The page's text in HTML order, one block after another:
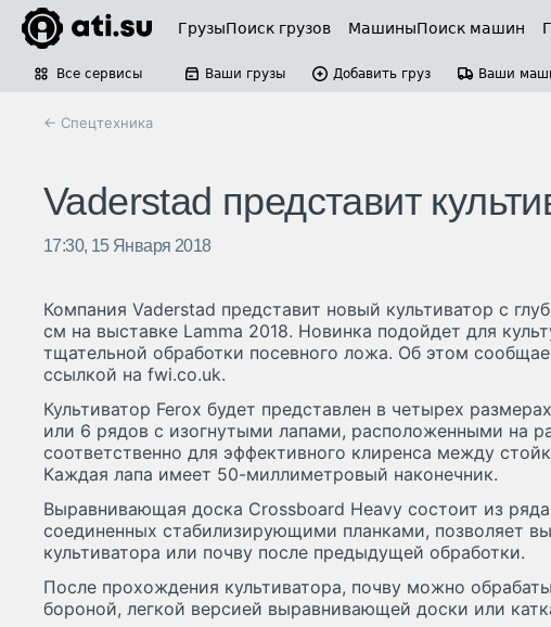
ГрузыПоиск грузов МашиныПоиск машин
Все сервисы Ваши грузы Добавить груз Ваши
← Спецтехника
Vaderstad представит
17:30, 15 Января 2018
Компания Vaderstad представит новый культиватор с
см на выставке Lamma 2018. Новинка подойдет для
тщательной обработки посевного ложа. Об этом
ссылкой на fwi.co.uk.
Культиватор Ferox будет представлен в четырех
или 6 рядов с изогнутыми лапами, расположенными на
соответственно для эффективного клиренса между
Каждая лапа имеет 50-миллиметровый наконечник.
Выравнивающая доска Crossboard Heavy состоит из
соединенных стабилизирующими планками, позволяет
культиватора или почву после предыдущей обработки.
После прохождения культиватора, почву можно
бороной, легкой версией выравнивающей доски или